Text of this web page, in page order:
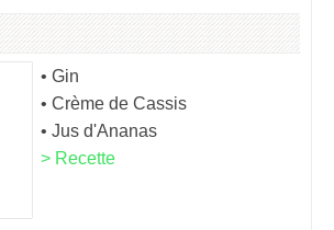
• Gin
• Crème de Cassis
• Jus d'Ananas
> Recette